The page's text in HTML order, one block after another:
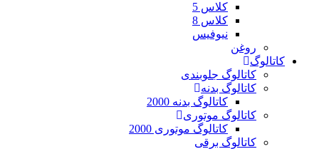
کلاس 5
کلاس 8
نیوفیس
روغن
کاتالوگ
کاتالوگ جلوبندی
کاتالوگ بدنه
کاتالوگ بدنه 2000
کاتالوگ موتوری
کاتالوگ موتوری 2000
کاتالوگ برقی